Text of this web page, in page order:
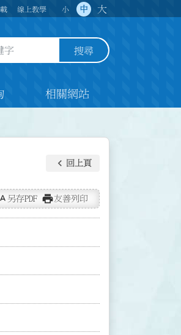
線上教學 小 中 大
搜尋
相關網站
keyboard_arrow_left 回上頁
另存PDF print友善列印